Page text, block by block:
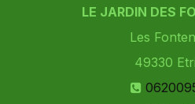
LE JARDIN DES
Les
49330